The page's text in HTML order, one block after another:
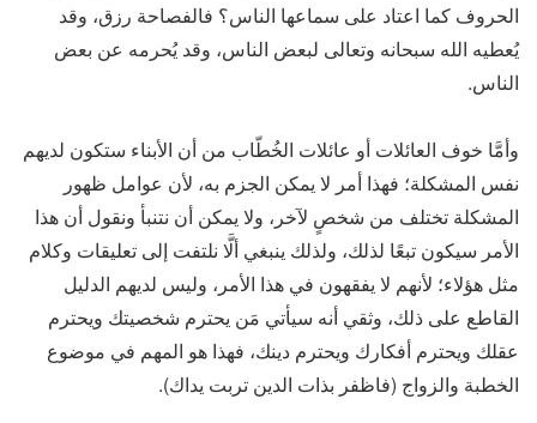
الحروف كما اعتاد على سماعها الناس؟ فالفصاحة رزق، وقد
يُعطيه الله سبحانه وتعالى لبعض الناس، وقد يُحرمه عن بعض
الناس.
وأمَّا خوف العائلات أو عائلات الخُطّاب من أن الأبناء ستكون لديهم
نفس المشكلة؛ فهذا أمر لا يمكن الجزم به، لأن عوامل ظهور
المشكلة تختلف من شخصٍ لآخر، ولا يمكن أن نتنبأ ونقول أن هذا
الأمر سيكون تبعًا لذلك، ولذلك ينبغي ألَّا نلتفت إلى تعليقات وكلام
مثل هؤلاء؛ لأنهم لا يفقهون في هذا الأمر، وليس لديهم الدليل
القاطع على ذلك، وثقي أنه سيأتي مَن يحترم شخصيتك ويحترم
عقلك ويحترم أفكارك ويحترم دينك، فهذا هو المهم في موضوع
الخطبة والزواج (فاظفر بذات الدين تربت يداك).